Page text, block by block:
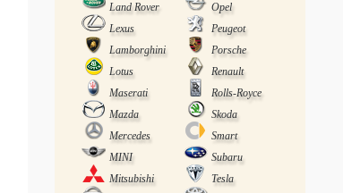
Land Rover
Opel
Lexus
Peugeot
Lamborghini
Porsche
Lotus
Renault
Maserati
Rolls-Royce
Mazda
Skoda
Mercedes
Smart
MINI
Subaru
Mitsubishi
Tesla